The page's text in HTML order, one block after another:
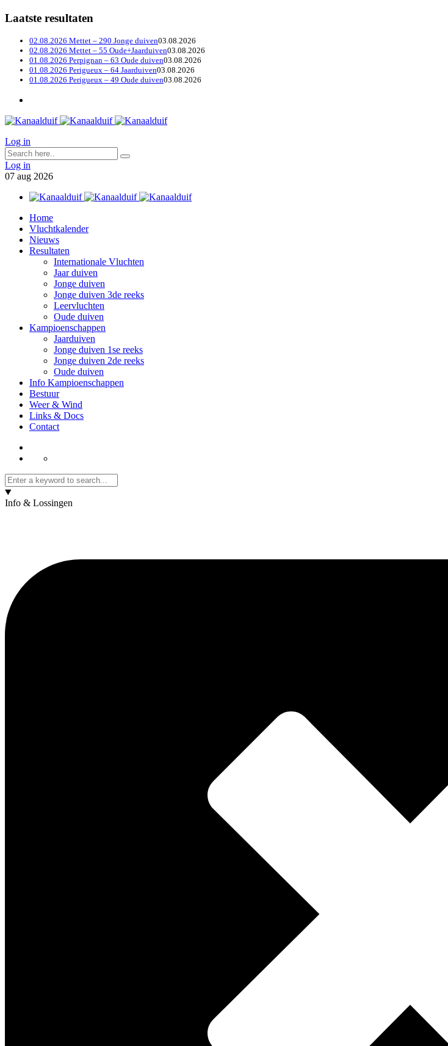
Laatste resultaten
02.08.2026 Mettet – 290 Jonge duiven03.08.2026
02.08.2026 Mettet – 55 Oude+Jaarduiven03.08.2026
01.08.2026 Perpignan – 63 Oude duiven03.08.2026
01.08.2026 Perigueux – 64 Jaarduiven03.08.2026
01.08.2026 Perigueux – 49 Oude duiven03.08.2026
Log in
Log in
07 aug 2026
Home
Vluchtkalender
Nieuws
Resultaten
Internationale Vluchten
Jaar duiven
Jonge duiven
Jonge duiven 3de reeks
Leervluchten
Oude duiven
Kampioenschappen
Jaarduiven
Jonge duiven 1se reeks
Jonge duiven 2de reeks
Oude duiven
Info Kampioenschappen
Bestuur
Weer & Wind
Links & Docs
Contact
Info & Lossingen